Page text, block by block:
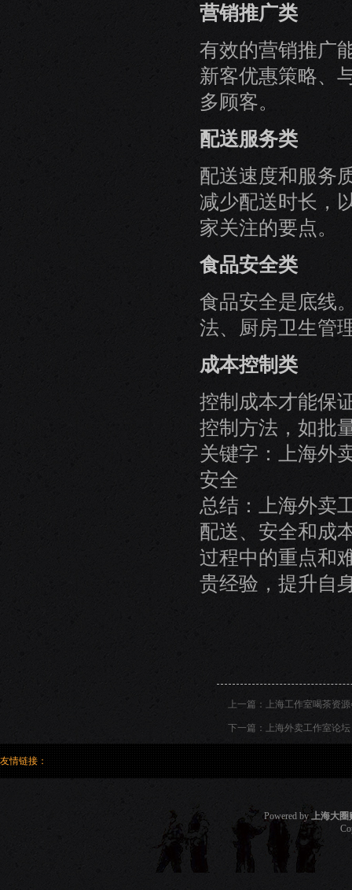
营销推广类
有效的营销推广
新客优惠策略、
多顾客。
配送服务类
配送速度和服务
减少配送时长，
家关注的要点。
食品安全类
食品安全是底线
法、厨房卫生管
成本控制类
控制成本才能保
控制方法，如批
关键字：上海外
安全
总结：上海外卖
配送、安全和成
过程中的重点和
贵经验，提升自
上一篇： 上海工作室喝茶资源
下一篇： 上海外卖工作室论
友情链接：
Powered by 上海大圈